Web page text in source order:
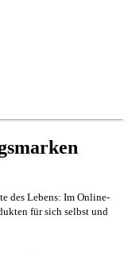
des Lebens: Im Online-
für sich selbst und